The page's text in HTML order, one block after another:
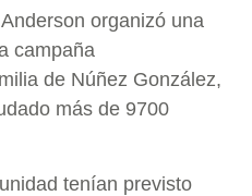
organizó una
campaña
de Núñez González,
más de 9700
tenían previsto